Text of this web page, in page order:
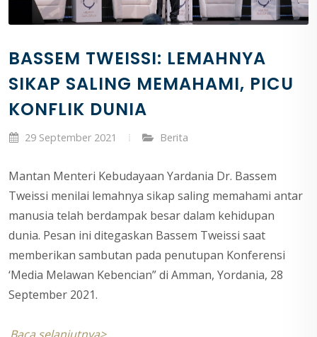
BASSEM TWEISSI: LEMAHNYA
SIKAP SALING MEMAHAMI, PICU
KONFLIK DUNIA
29 September 2021 Berita
Mantan Menteri Kebudayaan Yardania Dr. Bassem
Tweissi menilai lemahnya sikap saling memahami antar
manusia telah berdampak besar dalam kehidupan
dunia. Pesan ini ditegaskan Bassem Tweissi saat
memberikan sambutan pada penutupan Konferensi
‘Media Melawan Kebencian” di Amman, Yordania, 28
September 2021.